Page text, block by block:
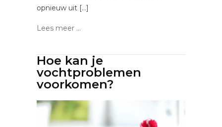
opnieuw uit […]
Lees meer ...
Hoe kan je
vochtproblemen
voorkomen?